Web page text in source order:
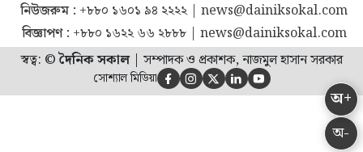
অ-
অ+
নিউজরুম : +৮৮০ ১৬০১ ৯৪ ২২২২| news@dainiksokal.com
বিজ্ঞাপণ : +৮৮০ ১৬২২ ৬৬ ২৮৮৮| news@dainiksokal.com
স্বত্ব: ©দৈনিক সকাল| সম্পাদক ও প্রকাশক, নাজমুল হাসান সরকার
সোশ্যাল মিডিয়া     